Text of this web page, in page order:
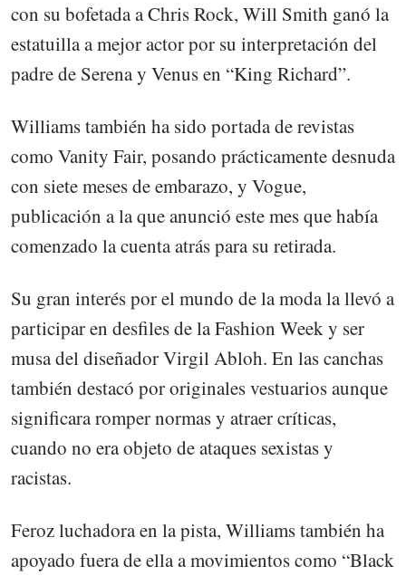
con su bofetada a Chris Rock, Will Smith ganó la
estatuilla a mejor actor por su interpretación del
padre de Serena y Venus en “King Richard”.
Williams también ha sido portada de revistas
como Vanity Fair, posando prácticamente desnuda
con siete meses de embarazo, y Vogue,
publicación a la que anunció este mes que había
comenzado la cuenta atrás para su retirada.
Su gran interés por el mundo de la moda la llevó a
participar en desfiles de la Fashion Week y ser
musa del diseñador Virgil Abloh. En las canchas
también destacó por originales vestuarios aunque
significara romper normas y atraer críticas,
cuando no era objeto de ataques sexistas y
racistas.
Feroz luchadora en la pista, Williams también ha
apoyado fuera de ella a movimientos como “Black